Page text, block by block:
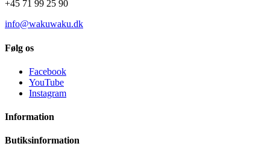
+45 71 99 25 90
info@wakuwaku.dk
Følg os
Facebook
YouTube
Instagram
Information
Butiksinformation